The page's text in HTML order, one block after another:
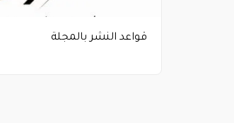
قواعد النشر بالمجلة